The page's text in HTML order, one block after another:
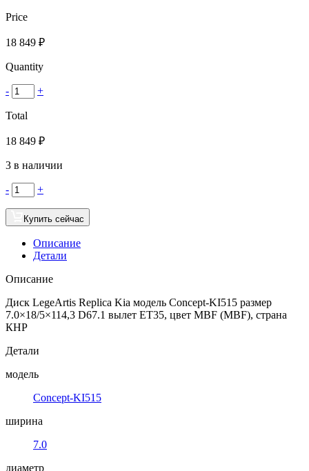
Price
18 849 ₽
Quantity
- +
Total
18 849 ₽
3 в наличии
- +
Купить сейчас
Описание
Детали
Описание
Диск LegeArtis Replica Kia модель Concept-KI515 размер
7.0×18/5×114,3 D67.1 вылет ET35, цвет MBF (MBF), страна
КНР
Детали
модель
Concept-KI515
ширина
7.0
диаметр